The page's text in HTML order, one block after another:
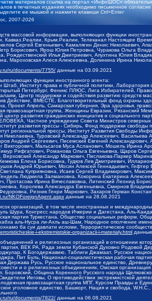
материалов ссылка на портал «ИнфоШОС»
в печатных изданиях необходимо письменное
ее мышкой и нажмите клавиши Ctrl+Enter
2007-2026
массовой информации, выполняющих функции
Кавказ.Реалии, Крым.Реалии, Телеканал Настоящее
Сергей Евгеньевич, Камалягин Денис Николаевич,
Борисович, Ярош Юлия Петровна, Чуракова Ольга
Рождественский Илья Дмитриевич, Апухтина Юлия
Мароховская Алеся Алексеевна, Долинина Ирина
ru/documents/7755/ данные на 03.09.2021
функции иностранного агента:
Штаб, Институт права и публичной политики,
Петербург, Феникс ПЛЮС, Лига Избирателей,
Центр поддержки и содействия развитию средств
Действие, ВМЕСТЕ, Благотворительный фонд охраны
Проект Апрель, Самарская губерния, Эра здоровья,
правозащитная группа, Женщины Евразии, Рязанский
центр развития гражданских инициатив и социального
Частное учреждение Совета Министров северных
развития прессы - Сибирь, Фонд поддержки
региональной прессы, Институт Развития Свободы
Туровский Александр Алексеевич,
Андрей Сергеевич, Писемский Евгений
Викторович, Мальсагов Муса Асланович, Мошель Ирина
Рифгатович, Романова Ольга Евгеньевна, Щаров
Александр Маркович, Пислакова-Паркер
Елена Борисовна, Гудков Лев Дмитриевич,
Андрей Юрьевич, Мосин Алексей Геннадьевич,
Куприяновна, Исаев Сергей Владимирович,
Людмила Залмановна, Кокорина Екатерина
Протасова Ирина Вячеславовна, Литинский Леонид
Королева Александра Евгеньевна, Смирнов
Резник Генри Маркович, Захаров Герман
NKOForeignAgent.aspx данные на 28.08.2021
организаций, в том числе иностранных и
Шура, Конгресс народов Ичкерии и Дагестана, Аль-
партия Туркестана, Общество социальных реформ,
аль-Нусра ли-Ахль аш-Шам, Народное ополчение
ба суи давлати исломи, Террористическое
i-ekstremistskie-organizacii-i-materialy.html
и религиозных организаций в отношении
ВЕК РА, Рада земли Кубанской Духовно Родовой
К Богодержавию, Таблиги Джамаат, Русское
Пит Буль, Национал-социалистическая рабочая
Держава Русь, Русское национальное единство,
и о религиозных объединениях, Омская
Боровский, Община Коренного Русского народа
Иеговы, О противодействии экстремистской
правозащитная группа МПГ, Курсом Правды и
уголовное единство, Башкорт, Нация и свобода,
ru/documents/7822/ данные на 06.08.2021